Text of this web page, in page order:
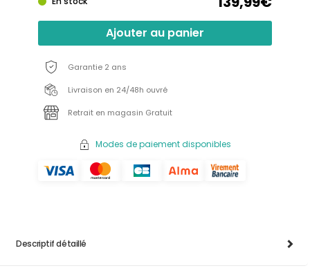
Ajouter au panier
Garantie 2 ans
Livraison en 24/48h ouvré
Retrait en magasin Gratuit
Modes de paiement disponibles
Descriptif détaillé